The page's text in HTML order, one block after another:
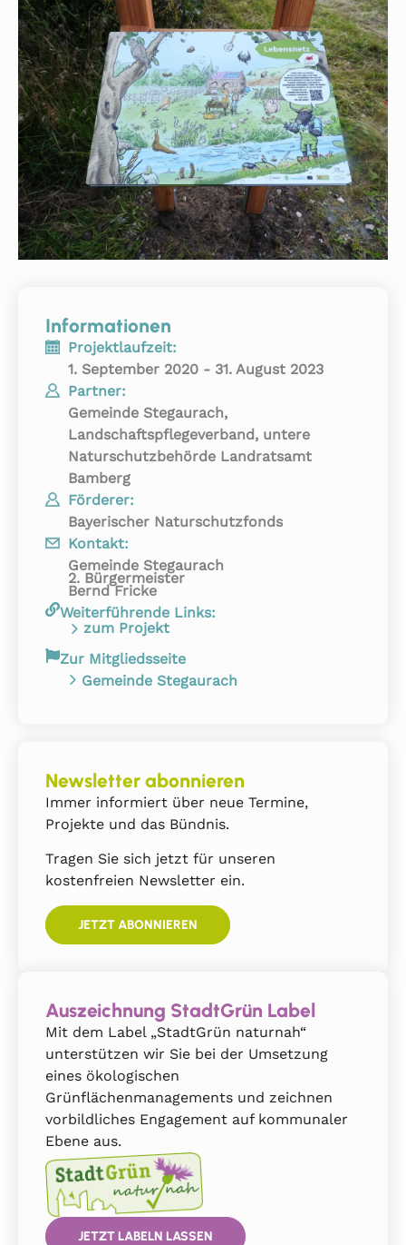
Informationen
Projektlaufzeit:
1. September 2020 - 31. August 2023
Partner:
Gemeinde Stegaurach,
Landschaftspflegeverband, untere
Naturschutzbehörde Landratsamt
Bamberg
Förderer:
Bayerischer Naturschutzfonds
Kontakt:
Gemeinde Stegaurach
2. Bürgermeister
Bernd Fricke
Weiterführende Links:
zum Projekt
Zur Mitgliedsseite
Gemeinde Stegaurach
Newsletter abonnieren
Immer informiert über neue Termine,
Projekte und das Bündnis.
Tragen Sie sich jetzt für unseren
kostenfreien Newsletter ein.
JETZT ABONNIEREN
Auszeichnung StadtGrün Label
Mit dem Label „StadtGrün naturnah“
unterstützen wir Sie bei der Umsetzung
eines ökologischen
Grünflächenmanagements und zeichnen
vorbildliches Engagement auf kommunaler
Ebene aus.
JETZT LABELN LASSEN